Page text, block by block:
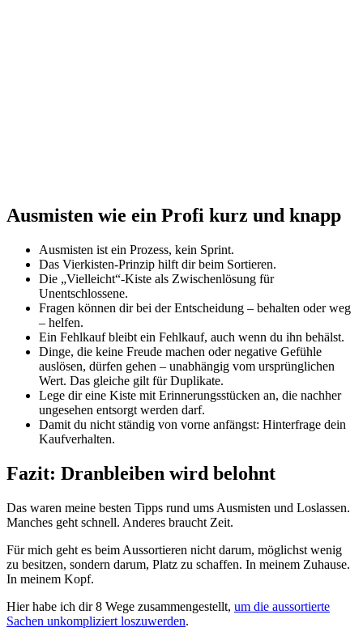
Ausmisten wie ein Profi kurz und knapp
Ausmisten ist ein Prozess, kein Sprint.
Das Vierkisten-Prinzip hilft dir beim Sortieren.
Die „Vielleicht“-Kiste als Zwischenlösung für
Unentschlossene.
Fragen können dir bei der Entscheidung – behalten oder weg
– helfen.
Ein Fehlkauf bleibt ein Fehlkauf, auch wenn du ihn behälst.
Dinge, die keine Freude machen oder negative Gefühle
auslösen, dürfen gehen – unabhängig vom ursprünglichen
Wert. Das gleiche gilt für Duplikate.
Lege dir eine Kiste mit Erinnerungsstücken an, die nachher
ungesehen entsorgt werden darf.
Damit du nicht ständig von vorne anfängst: Hinterfrage dein
Kaufverhalten.
Fazit: Dranbleiben wird belohnt
Das waren meine besten Tipps rund ums Ausmisten und Loslassen.
Manches geht schnell. Anderes braucht Zeit.
Für mich geht es beim Aussortieren nicht darum, möglichst wenig
zu besitzen, sondern darum, Platz zu schaffen. In meinem Zuhause.
In meinem Kopf.
Hier habe ich dir 8 Wege zusammengestellt, um die aussortierte
Sachen unkompliziert loszuwerden.